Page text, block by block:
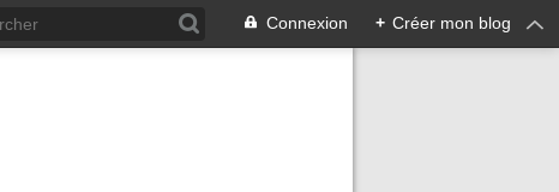
Connexion + Créer mon blog